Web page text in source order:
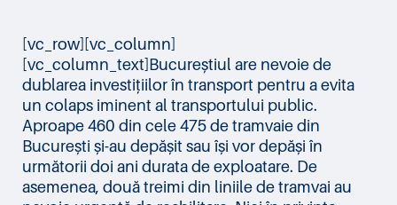
[vc_row][vc_column]
[vc_column_text]Bucureștiul are nevoie de
dublarea investițiilor în transport pentru a evita
un colaps iminent al transportului public.
Aproape 460 din cele 475 de tramvaie din
București și-au depășit sau își vor depăși în
următorii doi ani durata de exploatare. De
asemenea, două treimi din liniile de tramvai au